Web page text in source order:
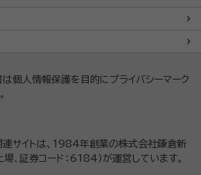
個人情報保護を目的にプライバシーマーク
連サイトは、1984年創業の株式会社鎌倉新
場、証券コード：6184）が運営しています。